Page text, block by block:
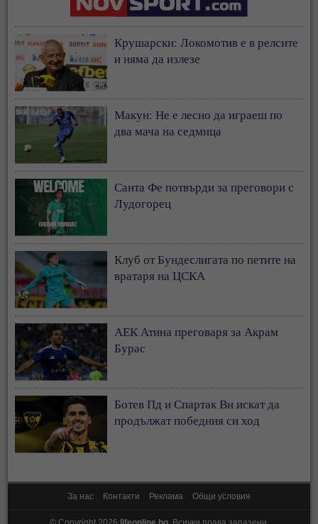
Крушарски: Локомотив е в релсите
и няма да излезе
Макун: Не е лесно да играеш по
два мача на седмица
Санта Фе потвърди за преговори с
Лудогорец
Клуб от Бундеслигата по петите на
вратаря на ЦСКА
АЕК Атина преговаря за Акрам
Бурас
Ботев Пд и Спартак Вн искат да
продължат победния си ход
За нас Контакти Реклама Общи условия
© Copyright 2026 lifeonline.bg. Всички права запазени.